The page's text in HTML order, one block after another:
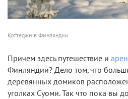
Коттеджи в Финляндии
Причем здесь путешествие и
Финляндии? Дело том, что
деревянных домиков
уголках Суоми. Так что пока вы